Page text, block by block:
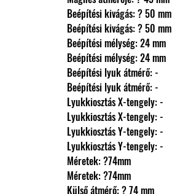
                Beépítési kivágás: ? 50 mm
                Beépítési kivágás: ? 50 mm
                Beépítési mélység: 24 mm
                Beépítési mélység: 24 mm
                Beépítési lyuk átmérő: -
                Beépítési lyuk átmérő: -
                Lyukkiosztás X-tengely: -
                Lyukkiosztás X-tengely: -
                Lyukkiosztás Y-tengely: -
                Lyukkiosztás Y-tengely: -
                Méretek: ?74mm
                Méretek: ?74mm
                Külső átmérő: ? 74 mm